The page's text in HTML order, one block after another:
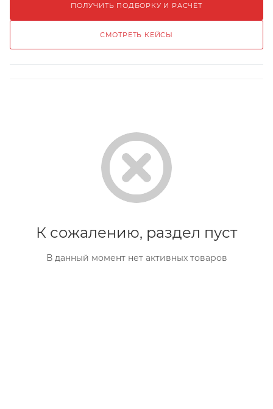
ПОЛУЧИТЬ ПОДБОРКУ И РАСЧЁТ
СМОТРЕТЬ КЕЙСЫ
К сожалению, раздел пуст
В данный момент нет активных товаров